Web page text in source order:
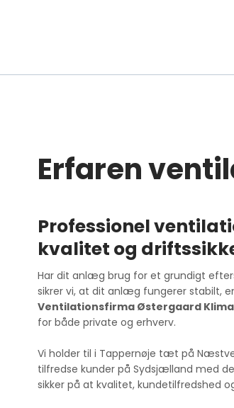
Erfaren
​Professionel
kvalitet og
​Har dit anlæg brug for et grundigt
sikrer vi, at dit anlæg fungerer stabilt,
Ventilationsfirma Østergaard
for både private og erhverv.
Vi holder til i Tappernøje tæt på
tilfredse kunder på Sydsjælland med
sikker på at kvalitet, kundetilfredshed